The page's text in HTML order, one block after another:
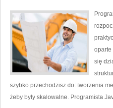
oparte
się
szybko przechodzisz do: tworzenia
żeby były skalowalne. Programista